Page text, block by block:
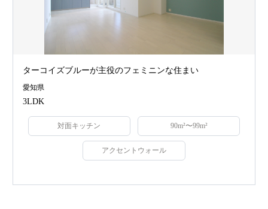
ターコイズブルーが主役のフェミニンな住まい
愛知県
3LDK
対面キッチン 90m²〜99m²
アクセントウォール